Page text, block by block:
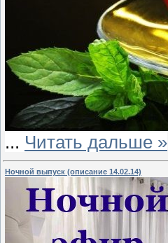
... Читать дальше »
Ночной выпуск (описание 14.02.14)